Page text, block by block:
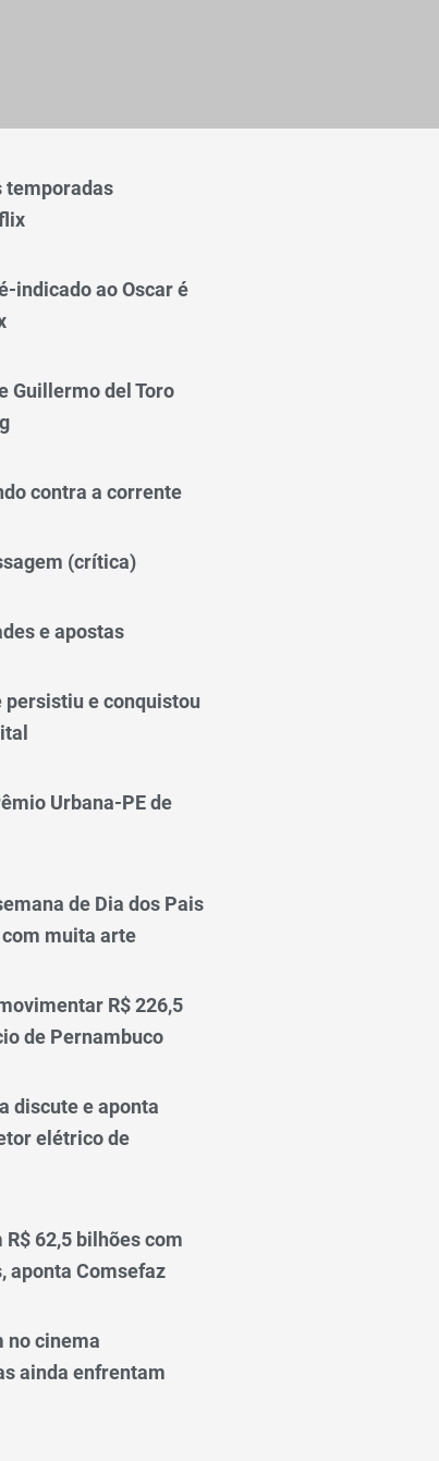
temporadas
indicado ao Oscar é
Guillermo del Toro
contra a corrente
(crítica)
e apostas
persistiu e conquistou
Urbana-PE de
de Dia dos Pais
muita arte
R$ 226,5
de Pernambuco
discute e aponta
elétrico de
62,5 bilhões com
aponta Comsefaz
no cinema
ainda enfrentam